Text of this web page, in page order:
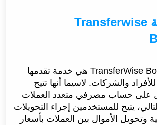
ما هي خدمة Transferwise
خدمة TransferWise Borderless هي خدمة تقدمها
TransferWise للأفراد والشركات. لاسيما أنها تتيح
على حساب مصرفي متعدد العملات
يتيح للمستخدمين إجراء التحويلات
وتحويل الأموال بين العملات بأسعار